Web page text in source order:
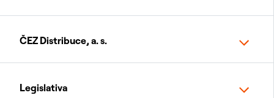
ČEZ Distribuce, a. s.
Legislativa